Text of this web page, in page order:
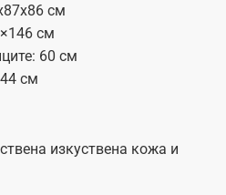
см
см
‍60 см
см⁤
изкуствена кожа и